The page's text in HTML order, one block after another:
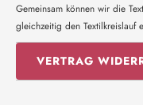
Gemeinsam können wir die
gleichzeitig den Textilkreislauf
VERTRAG